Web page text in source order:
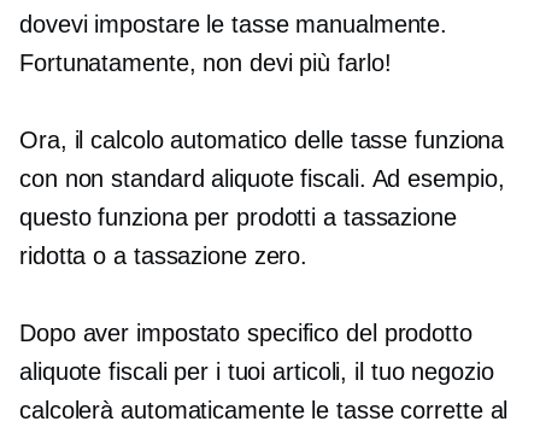
dovevi impostare le tasse manualmente.
Fortunatamente, non devi più farlo!
Ora, il calcolo automatico delle tasse funziona
con non standard aliquote fiscali. Ad esempio,
questo funziona per prodotti a tassazione
ridotta o a tassazione zero.
Dopo aver impostato specifico del prodotto
aliquote fiscali per i tuoi articoli, il tuo negozio
calcolerà automaticamente le tasse corrette al